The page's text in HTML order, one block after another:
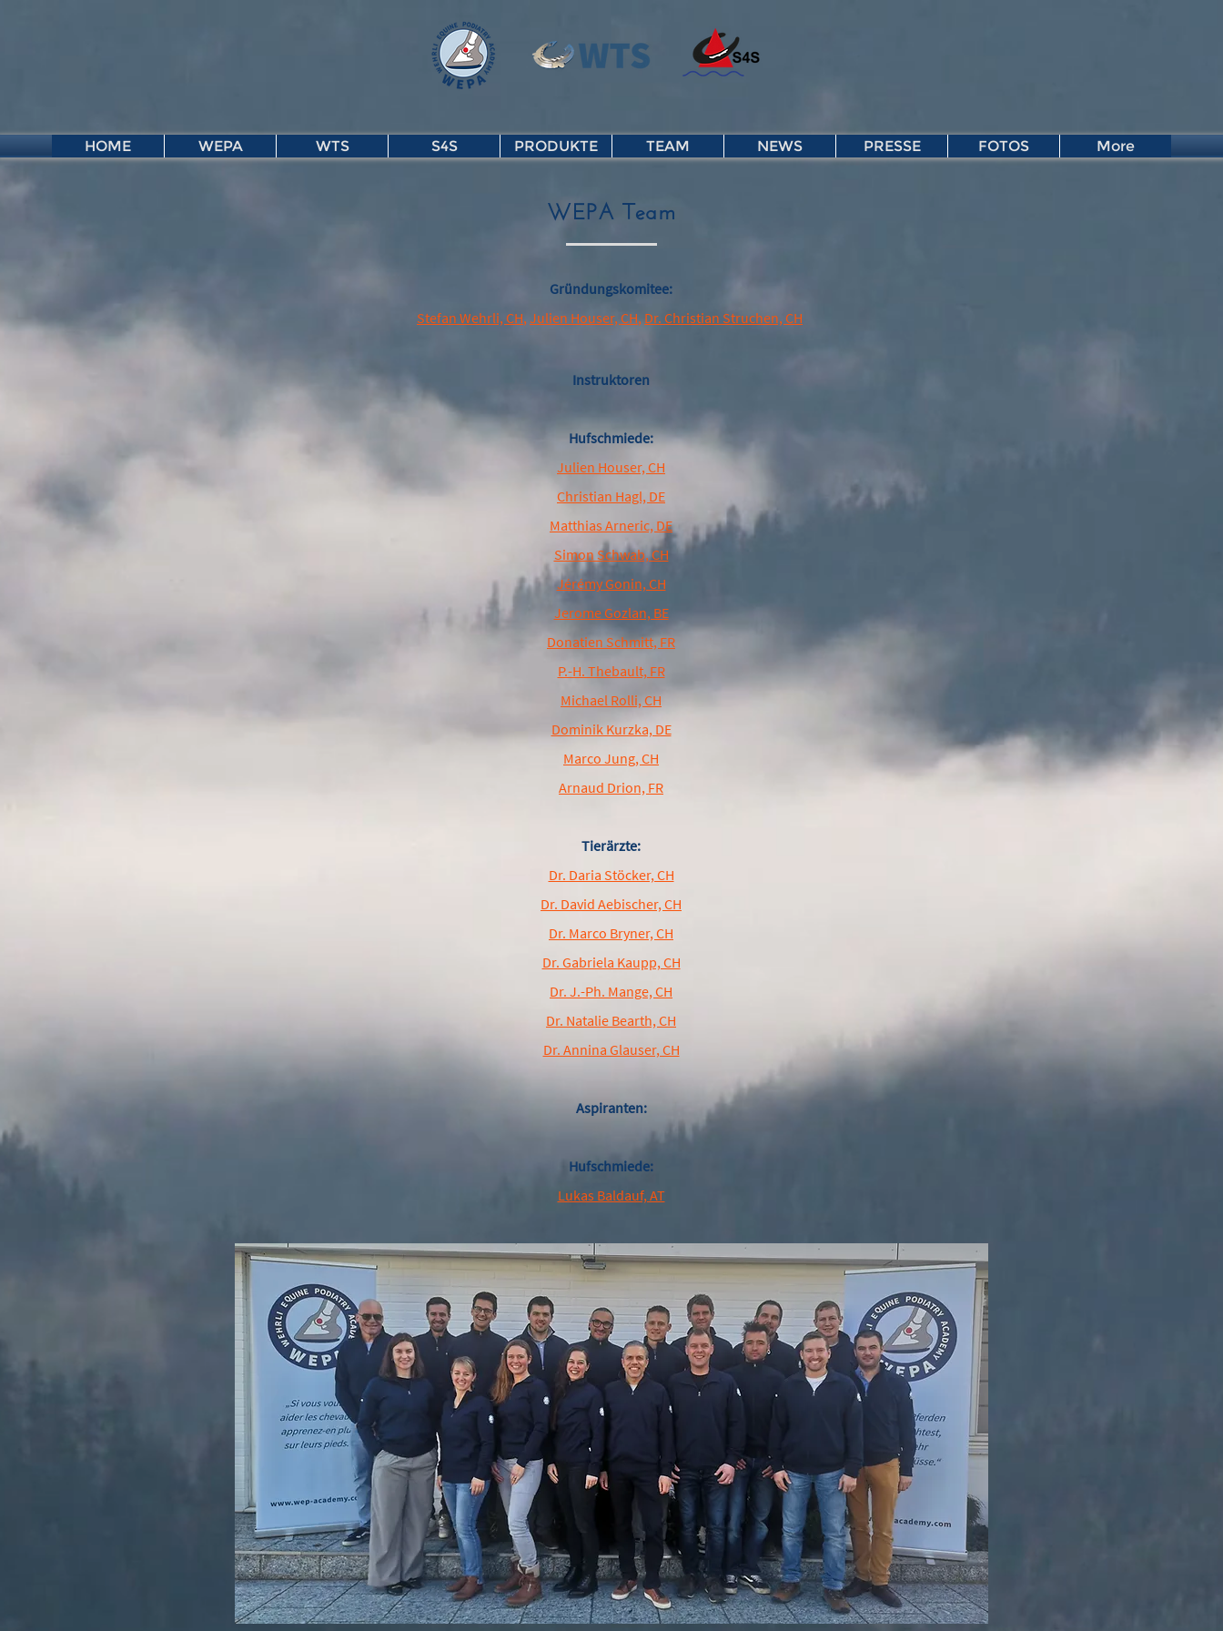
WEPA Team
Gründungskomitee:
Stefan Wehrli, CH,Julien Houser, CH, Dr. Christian Struchen, CH
Instruktoren
Hufschmiede:
Julien Houser, CH
Christian Hagl, DE
Matthias Arneric, DE
Simon Schwab, CH
Jérémy Gonin, CH
Jerome Gozlan, BE
Donatien Schmitt, FR
P.-H. Thebault, FR
Michael Rolli, CH
Dominik Kurzka, DE
Marco Jung, CH
Arnaud Drion, FR
Tierärzte:
Dr. Daria Stöcker, CH
Dr. David Aebischer, CH
Dr. Marco Bryner, CH
Dr. Gabriela Kaupp, CH
Dr. J.-Ph. Mange, CH
Dr. Natalie Bearth, CH
Dr. Annina Glauser, CH
Aspiranten:
Hufschmiede:
Lukas Baldauf, AT
HOME WEPA WTS S4S PRODUKTE TEAM NEWS PRESSE FOTOS More